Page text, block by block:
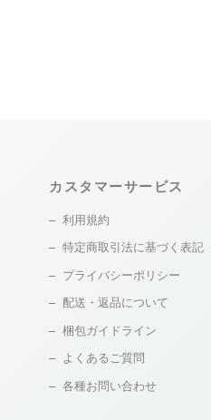
カスタマーサービス
利用規約
特定商取引法に基づく表記
プライバシーポリシー
配送・返品について
梱包ガイドライン
よくあるご質問
各種お問い合わせ